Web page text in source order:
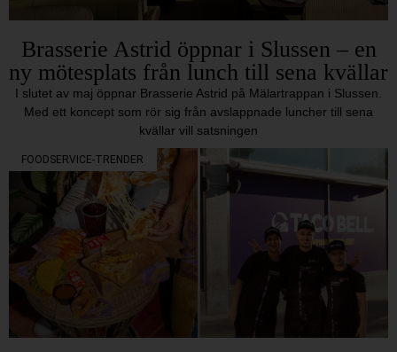
Brasserie Astrid öppnar i Slussen – en
ny mötesplats från lunch till sena kvällar
I slutet av maj öppnar Brasserie Astrid på Mälartrappan i Slussen.
Med ett koncept som rör sig från avslappnade luncher till sena
kvällar vill satsningen
FOODSERVICE-TRENDER